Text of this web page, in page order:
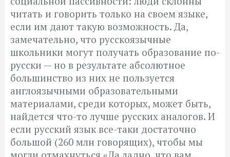
читать и говорить только на своем языке,
если им дают такую возможность. Да,
замечательно, что русскоязычные
школьники могут получать образование по-
русски — но в результате абсолютное
большинство из них не пользуется
англоязычными образовательными
материалами, среди которых, может быть,
найдется что-то лучше русских аналогов. И
если русский язык все-таки достаточно
большой (260 млн говорящих), чтобы мы